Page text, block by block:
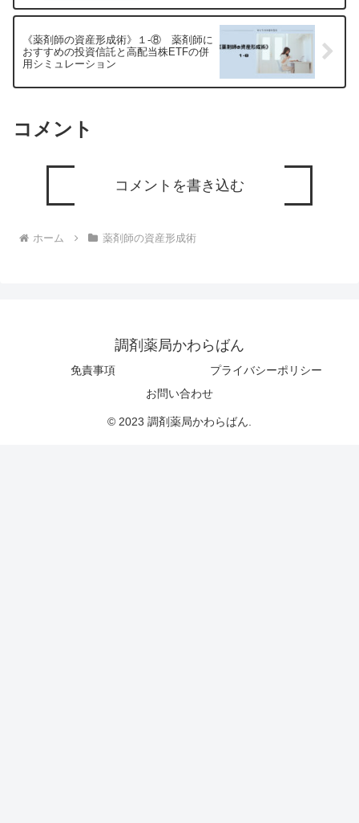
《薬剤師の資産形成術》１-⑧ 薬剤師に
おすすめの投資信託と高配当株ETFの併
用シミュレーション
コメント
コメントを書き込む
ホーム 薬剤師の資産形成術
調剤薬局かわらばん
免責事項
プライバシーポリシー
お問い合わせ
© 2023 調剤薬局かわらばん.